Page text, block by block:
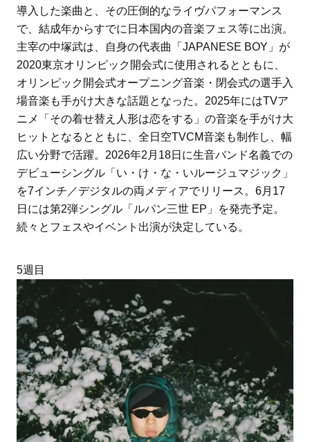
導入した楽曲と、その圧倒的なライヴパフォーマンス
で、結成年からすでに日本国内の音楽フェス等に出演。
主宰の中塚武は、自身の代表曲「JAPANESE BOY」が
2020東京オリンピック開会式に使用されるとともに、
オリンピック開会式オープニング音楽・閉会式の選手入
場音楽も手がけ大きな話題となった。2025年にはTVア
ニメ「その着せ替え人形は恋をする」の音楽を手がけ大
ヒットとなるとともに、全日空TVCM音楽も制作し、幅
広い分野で活躍。2026年2月18日に生音バンド名義での
デビューシングル「い・け・な・いルージュマジック」
を7インチ／デジタルの両メディアでリリース。6月17
日には第2弾シングル「ルパン三世 EP」を発売予定。
続々とフェスやイベント出演が決定している。
5週目